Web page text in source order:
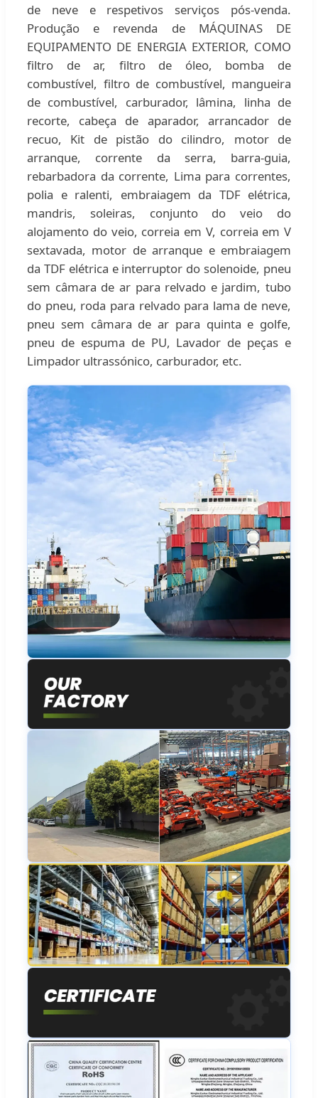
de neve e respetivos serviços pós-venda.
Produção e revenda de MÁQUINAS DE
EQUIPAMENTO DE ENERGIA EXTERIOR, COMO
filtro de ar, filtro de óleo, bomba de
combustível, filtro de combustível, mangueira
de combustível, carburador, lâmina, linha de
recorte, cabeça de aparador, arrancador de
recuo, Kit de pistão do cilindro, motor de
arranque, corrente da serra, barra-guia,
rebarbadora da corrente, Lima para correntes,
polia e ralenti, embraiagem da TDF elétrica,
mandris, soleiras, conjunto do veio do
alojamento do veio, correia em V, correia em V
sextavada, motor de arranque e embraiagem
da TDF elétrica e interruptor do solenoide, pneu
sem câmara de ar para relvado e jardim, tubo
do pneu, roda para relvado para lama de neve,
pneu sem câmara de ar para quinta e golfe,
pneu de espuma de PU, Lavador de peças e
Limpador ultrassónico, carburador, etc.